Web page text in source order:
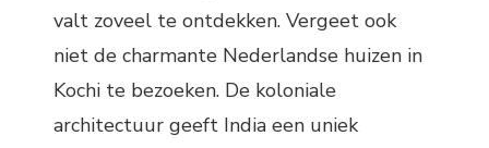
valt zoveel te ontdekken. Vergeet ook
niet de charmante Nederlandse huizen in
Kochi te bezoeken. De koloniale
architectuur geeft India een uniek